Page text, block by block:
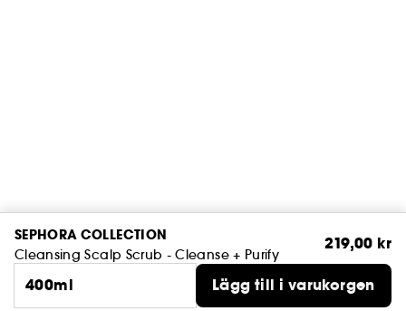
SEPHORA COLLECTION
Cleansing Scalp Scrub - Cleanse + Purify
219,00 kr
400ml
Lägg till i varukorgen